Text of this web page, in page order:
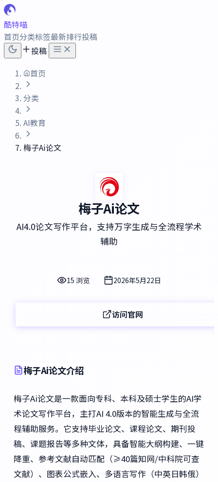
酷特喵
首页分类标签最新排行投稿
投稿
首页
分类
AI教育
梅子Ai论文
梅子Ai论文
AI4.0论文写作平台，支持万字生成与全流程学术
辅助
15 浏览 2026年5月22日
访问官网
梅子Ai论文介绍
梅子Ai论文是一款面向专科、本科及硕士学生的AI学
术论文写作平台，主打AI 4.0版本的智能生成与全流
程辅助服务。它支持毕业论文、课程论文、期刊投
稿、课题报告等多种文体，具备智能大纲构建、一键
降重、参考文献自动匹配（≥40篇知网/中科院可查
文献）、图表公式嵌入、多语言写作（中英日韩俄）